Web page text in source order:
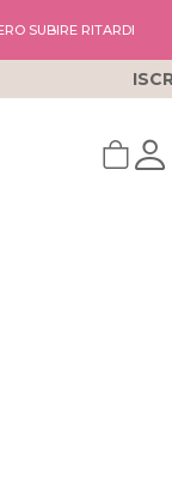
SUBIRE RITARDI
DI SCONTO